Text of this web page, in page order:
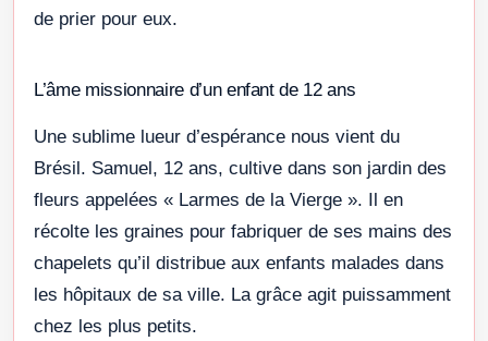
de prier pour eux.
L’âme missionnaire d’un enfant de 12 ans
Une sublime lueur d’espérance nous vient du
Brésil. Samuel, 12 ans, cultive dans son jardin des
fleurs appelées « Larmes de la Vierge ». Il en
récolte les graines pour fabriquer de ses mains des
chapelets qu’il distribue aux enfants malades dans
les hôpitaux de sa ville. La grâce agit puissamment
chez les plus petits.